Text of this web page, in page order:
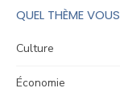
QUEL THÈME
Culture
Économie